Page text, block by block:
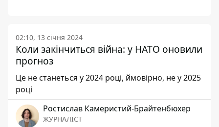
02:10, 13 січня 2024
Коли закінчиться війна: у НАТО оновили
прогноз
Це не станеться у 2024 році, ймовірно, не у 2025
році
Ростислав Камеристий-Брайтенбюхер
ЖУРНАЛІСТ